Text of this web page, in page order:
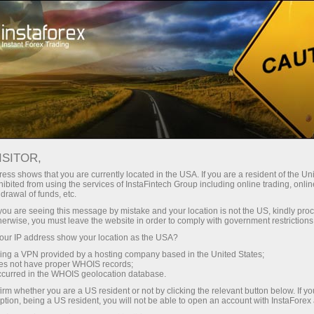
Con InstaForex obtiene acceso a
competitivas: apalancamiento de
hasta 1:5000, unos de los mejores
spreads y comisiones del
mercado, así como condiciones
atractivas para operar con
acciones e índices.
Spreads mínimos
Bono del 30%
en cada depósito
Velocidad
en el trading y en la pista
shows that you are currently located in the USA. If you are a resident of the
from using the services of InstaFintech Group including online trading,
of funds, etc.
are seeing this message by mistake and your location is not the US, kindly
you must leave the website in order to comply with government
IP address show your location as the USA?
a VPN provided by a hosting company based in the United States;
not have proper WHOIS records;
in the WHOIS geolocation database.
whether you are a US resident or not by clicking the relevant button below. If
being a US resident, you will not be able to open an account with InstaForex